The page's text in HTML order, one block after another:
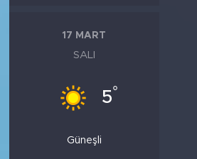
17 MART
SALI
5°
Güneşli